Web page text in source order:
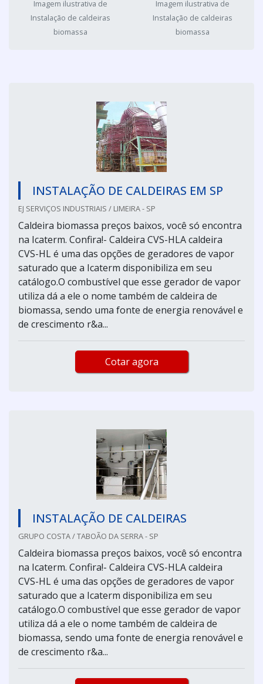
Imagem ilustrativa de
Instalação de caldeiras
biomassa
Imagem ilustrativa de
Instalação de caldeiras
biomassa
INSTALAÇÃO DE CALDEIRAS EM SP
EJ SERVIÇOS INDUSTRIAIS / LIMEIRA - SP
Caldeira biomassa preços baixos, você só encontra
na Icaterm. Confira!- Caldeira CVS-HLA caldeira
CVS-HL é uma das opções de geradores de vapor
saturado que a Icaterm disponibiliza em seu
catálogo.O combustível que esse gerador de vapor
utiliza dá a ele o nome também de caldeira de
biomassa, sendo uma fonte de energia renovável e
de crescimento r&a...
Cotar agora
INSTALAÇÃO DE CALDEIRAS
GRUPO COSTA / TABOÃO DA SERRA - SP
Caldeira biomassa preços baixos, você só encontra
na Icaterm. Confira!- Caldeira CVS-HLA caldeira
CVS-HL é uma das opções de geradores de vapor
saturado que a Icaterm disponibiliza em seu
catálogo.O combustível que esse gerador de vapor
utiliza dá a ele o nome também de caldeira de
biomassa, sendo uma fonte de energia renovável e
de crescimento r&a...